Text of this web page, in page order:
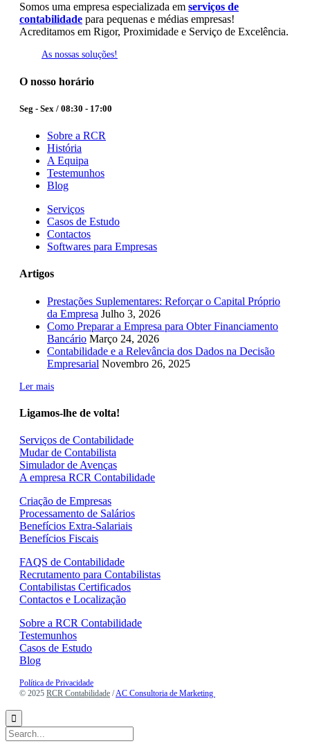
Somos uma empresa especializada em serviços de
contabilidade para pequenas e médias empresas!
Acreditamos em Rigor, Proximidade e Serviço de Excelência.
As nossas soluções!
O nosso horário
Seg - Sex / 08:30 - 17:00
Sobre a RCR
História
A Equipa
Testemunhos
Blog
Serviços
Casos de Estudo
Contactos
Softwares para Empresas
Artigos
Prestações Suplementares: Reforçar o Capital Próprio
da Empresa Julho 3, 2026
Como Preparar a Empresa para Obter Financiamento
Bancário Março 24, 2026
Contabilidade e a Relevância dos Dados na Decisão
Empresarial Novembro 26, 2025
Ler mais
Ligamos-lhe de volta!
Serviços de Contabilidade
Mudar de Contabilista
Simulador de Avenças
A empresa RCR Contabilidade
Criação de Empresas
Processamento de Salários
Benefícios Extra-Salariais
Benefícios Fiscais
FAQS de Contabilidade
Recrutamento para Contabilistas
Contabilistas Certificados
Contactos e Localização
Sobre a RCR Contabilidade
Testemunhos
Casos de Estudo
Blog
Política de Privacidade
© 2025 RCR Contabilidade /AC Consultoria de Marketing
